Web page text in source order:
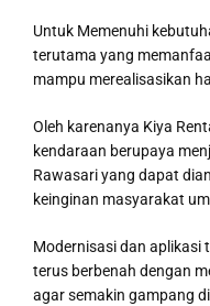
Untuk Memenuhi
terutama yang
mampu merealisasikan
Oleh karenanya Kiya
kendaraan berupaya
Rawasari yang dapat
keinginan masyarakat
Modernisasi dan aplikasi
terus berbenah dengan
agar semakin gampang